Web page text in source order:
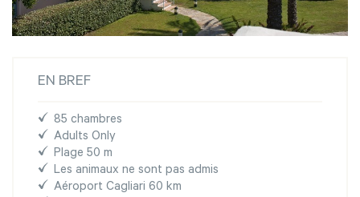
EN BREF
85 chambres
Adults Only
Plage 50 m
Les animaux ne sont pas admis
Aéroport Cagliari 60 km